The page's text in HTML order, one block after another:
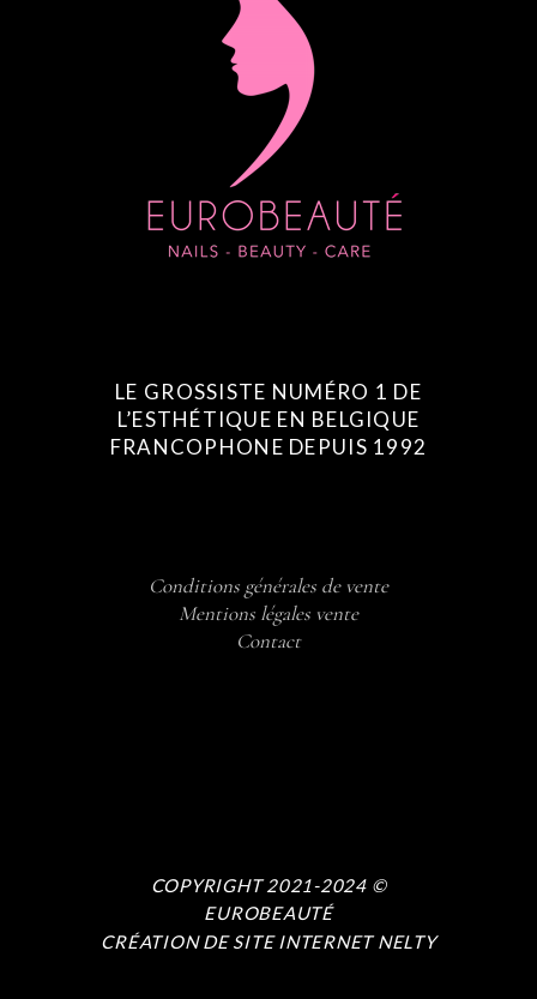
LE GROSSISTE NUMÉRO 1 DE
L’ESTHÉTIQUE EN BELGIQUE
FRANCOPHONE DEPUIS 1992
Conditions générales de vente
Mentions légales vente
Contact
COPYRIGHT 2021-2024 ©
EUROBEAUTÉ
CRÉATION DE SITE INTERNET NELTY